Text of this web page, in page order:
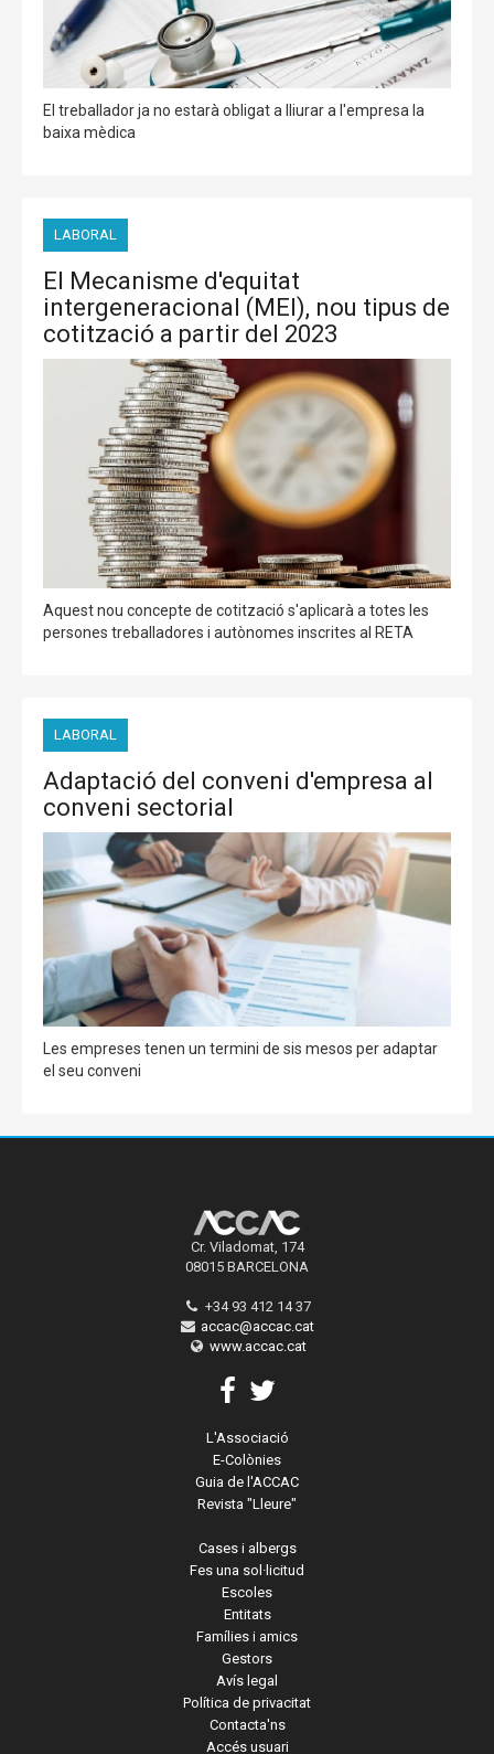
El treballador ja no estarà obligat a lliurar a l'empresa la
baixa mèdica
LABORAL
El Mecanisme d'equitat
intergeneracional (MEI), nou tipus de
cotització a partir del 2023
Aquest nou concepte de cotització s'aplicarà a totes les
persones treballadores i autònomes inscrites al RETA
LABORAL
Adaptació del conveni d'empresa al
conveni sectorial
Les empreses tenen un termini de sis mesos per adaptar
el seu conveni
Cr. Viladomat, 174
08015 BARCELONA
+34 93 412 14 37
accac@accac.cat
www.accac.cat
L'Associació
E-Colònies
Guia de l'ACCAC
Revista "Lleure"
Cases i albergs
Fes una sol·licitud
Escoles
Entitats
Famílies i amics
Gestors
Avís legal
Política de privacitat
Contacta'ns
Accés usuari